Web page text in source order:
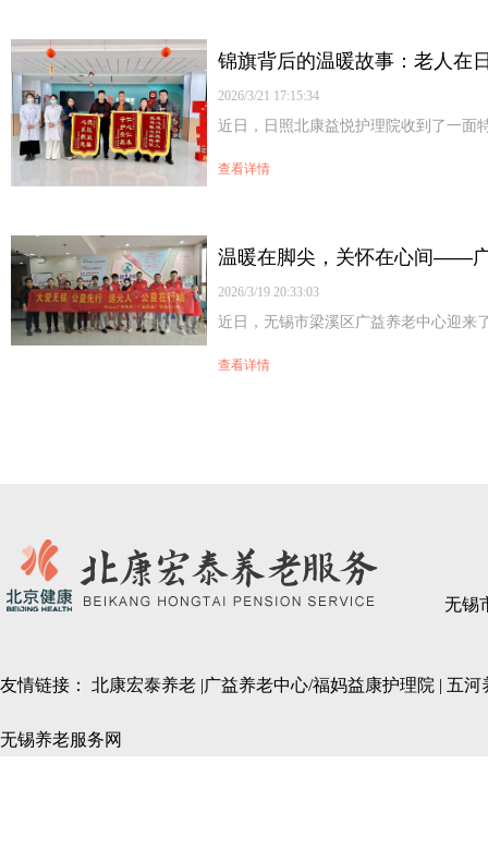
2026/3/21 17:15:34
查看详情
2026/3/19 20:33:03
查看详情
无锡
友情链接： 北康宏泰养老 |广益养老中心/福妈益康护理院 | 五河
无锡养老服务网